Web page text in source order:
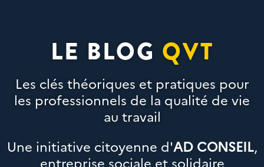
LE BLOG QVT
Les clés théoriques et pratiques pour
les professionnels de la qualité de vie
au travail
Une initiative citoyenne d'AD CONSEIL,
entreprise sociale et solidaire